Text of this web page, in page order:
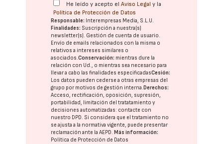
He leído y acepto elAviso Legal y la
Política de Protección de Datos
Responsable: Interempresas Media, S.L.U.
Finalidades: Suscripción a nuestra(s)
newsletter(s). Gestión de cuenta de usuario.
Envío de emails relacionados con la misma o
relativos a intereses similares o
asociados.Conservación: mientras dure la
relación con Ud., o mientras sea necesario para
llevar a cabo las finalidades especificadasCesión:
Los datos pueden cederse a otras empresas del
grupo por motivos de gestión interna. Derechos:
Acceso, rectificación, oposición, supresión,
portabilidad, limitación del tratatamiento y
decisiones automatizadas: contacte con
nuestro DPD. Si considera que el tratamiento no
se ajusta a la normativa vigente, puede presentar
reclamación ante laAEPD. Más información:
Política de Protección de Datos